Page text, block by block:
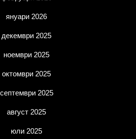
януари 2026
декември 2025
ноември 2025
октомври 2025
септември 2025
август 2025
юли 2025